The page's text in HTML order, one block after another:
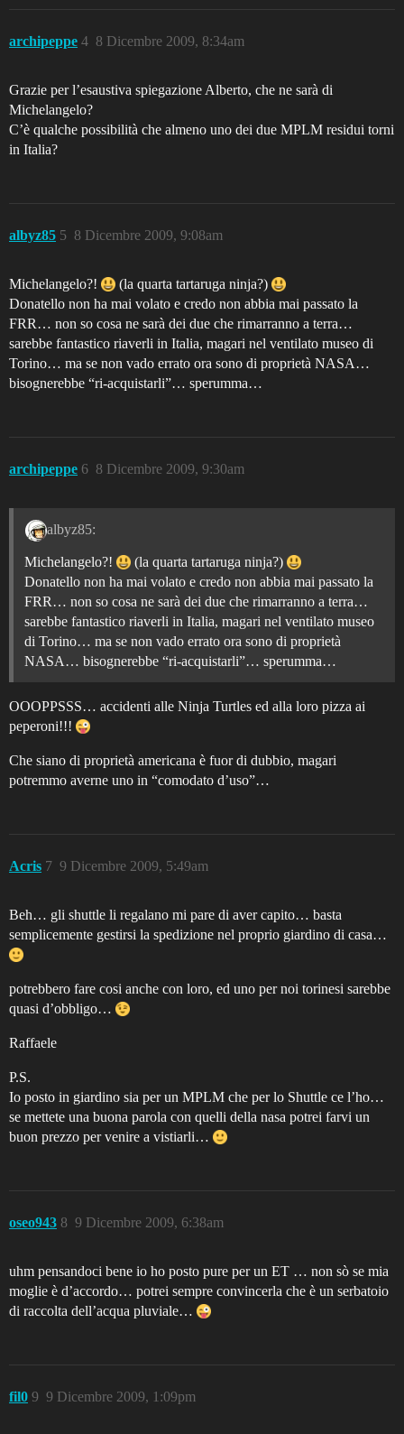
archipeppe 8 Dicembre 2009, 8:34am
4
Grazie per l’esaustiva spiegazione Alberto, che ne sarà di
Michelangelo?
C’è qualche possibilità che almeno uno dei due MPLM residui torni
in Italia?
albyz85 8 Dicembre 2009, 9:08am
5
Michelangelo?!
(la quarta tartaruga ninja?)
Donatello non ha mai volato e credo non abbia mai passato la
FRR… non so cosa ne sarà dei due che rimarranno a terra…
sarebbe fantastico riaverli in Italia, magari nel ventilato museo di
Torino… ma se non vado errato ora sono di proprietà NASA…
bisognerebbe “ri-acquistarli”… sperumma…
archipeppe 8 Dicembre 2009, 9:30am
6
albyz85:
Michelangelo?!
(la quarta tartaruga ninja?)
Donatello non ha mai volato e credo non abbia mai passato la
FRR… non so cosa ne sarà dei due che rimarranno a terra…
sarebbe fantastico riaverli in Italia, magari nel ventilato museo
di Torino… ma se non vado errato ora sono di proprietà
NASA… bisognerebbe “ri-acquistarli”… sperumma…
OOOPPSSS… accidenti alle Ninja Turtles ed alla loro pizza ai
peperoni!!!
Che siano di proprietà americana è fuor di dubbio, magari
potremmo averne uno in “comodato d’uso”…
Acris 9 Dicembre 2009, 5:49am
7
Beh… gli shuttle li regalano mi pare di aver capito… basta
semplicemente gestirsi la spedizione nel proprio giardino di casa…
potrebbero fare cosi anche con loro, ed uno per noi torinesi sarebbe
quasi d’obbligo…
Raffaele
P.S.
Io posto in giardino sia per un MPLM che per lo Shuttle ce l’ho…
se mettete una buona parola con quelli della nasa potrei farvi un
buon prezzo per venire a vistiarli…
oseo943 9 Dicembre 2009, 6:38am
8
uhm pensandoci bene io ho posto pure per un ET … non sò se mia
moglie è d’accordo… potrei sempre convincerla che è un serbatoio
di raccolta dell’acqua pluviale…
fil0 9 Dicembre 2009, 1:09pm
9